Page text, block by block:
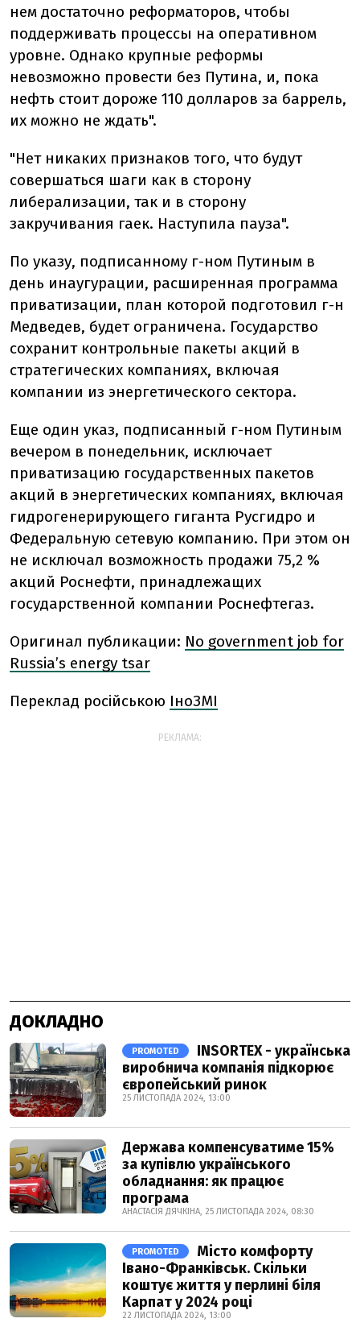
нем достаточно реформаторов, чтобы
поддерживать процессы на оперативном
уровне. Однако крупные реформы
невозможно провести без Путина, и, пока
нефть стоит дороже 110 долларов за баррель,
их можно не ждать".
"Нет никаких признаков того, что будут
совершаться шаги как в сторону
либерализации, так и в сторону
закручивания гаек. Наступила пауза".
По указу, подписанному г-ном Путиным в
день инаугурации, расширенная программа
приватизации, план которой подготовил г-н
Медведев, будет ограничена. Государство
сохранит контрольные пакеты акций в
стратегических компаниях, включая
компании из энергетического сектора.
Еще один указ, подписанный г-ном Путиным
вечером в понедельник, исключает
приватизацию государственных пакетов
акций в энергетических компаниях, включая
гидрогенерирующего гиганта Русгидро и
Федеральную сетевую компанию. При этом он
не исключал возможность продажи 75,2 %
акций Роснефти, принадлежащих
государственной компании Роснефтегаз.
Оригинал публикации: No government job for
Russia’s energy tsar
Переклад російською ІноЗМІ
РЕКЛАМА:
ДОКЛАДНО
PROMOTED
INSORTEX - українська
виробнича компанія підкорює
європейський ринок
25 ЛИСТОПАДА 2024, 13:00
Держава компенсуватиме 15%
за купівлю українського
обладнання: як працює
програма
АНАСТАСІЯ ДЯЧКІНА, 25 ЛИСТОПАДА 2024, 08:30
PROMOTED
Місто комфорту
Івано-Франківськ. Скільки
коштує життя у перлині біля
Карпат у 2024 році
22 ЛИСТОПАДА 2024, 13:00